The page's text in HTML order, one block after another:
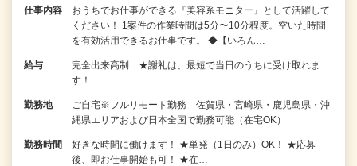
仕事内容
おうちでお仕事ができる『美容系モニター』として活躍して
ください！ 1案件の作業時間は5分〜10分程度。空いた時間
を有効活用できるお仕事です。 ◆【いろん…
給与
完全出来高制 ★謝礼は、最短で当日のうちに受け取れま
す！
勤務地
ご自宅※フルリモート勤務 佐賀県・宮崎県・鹿児島県・沖
縄県エリアおよび日本全国で勤務可能（在宅OK）
勤務時間
好きな時間に働けます！ ★単発（1日のみ）OK！ ★応募
後、即お仕事開始も可！ ★在…